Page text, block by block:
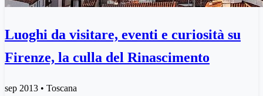
Luoghi da visitare, eventi e curiosità su
Firenze, la culla del Rinascimento
sep 2013 • Toscana